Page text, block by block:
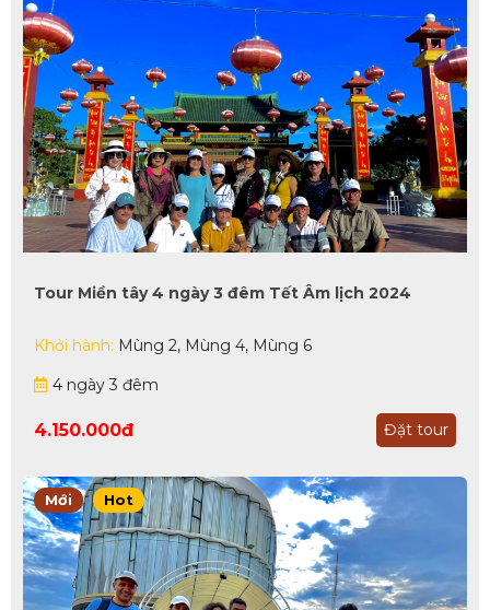
Tour Miền tây 4 ngày 3 đêm Tết Âm lịch 2024
Khởi hành: Mùng 2, Mùng 4, Mùng 6
4 ngày 3 đêm
4.150.000đ Đặt tour
Mới Hot